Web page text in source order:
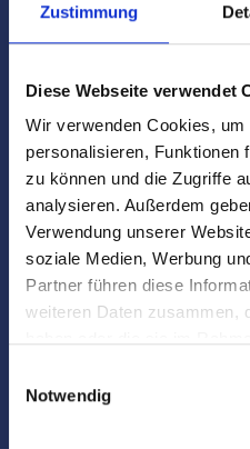
Zustimmung
Diese Webseite verwendet
Wir verwenden Cookies,
personalisieren, Funktionen
zu können und die Zugriffe
analysieren. Außerdem
Verwendung unserer
soziale Medien, Werbung
Partner führen diese
weiteren Daten zusammen,
Notwendig
Vorbereitung und
Marktdaten
Besichtigungen
Begleitung und
Übergabe